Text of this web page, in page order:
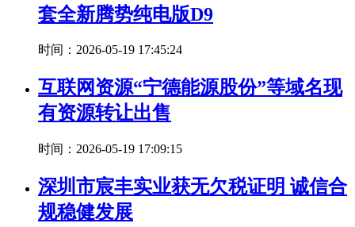
套全新腾势纯电版D9
时间：2026-05-19 17:45:24
互联网资源“宁德能源股份”等域名现
有资源转让出售
时间：2026-05-19 17:09:15
深圳市宸丰实业获无欠税证明 诚信合
规稳健发展